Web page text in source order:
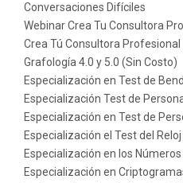
Conversaciones Difíciles
Webinar Crea Tu Consultora
Crea Tú Consultora Profesional
Grafología 4.0 y 5.0 (Sin Costo)
Especialización en Test de
Especialización Test de
Especialización en Test de
Especialización el Test del Reloj
Especialización en los
Especialización en